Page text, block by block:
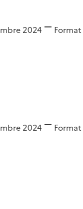
2024 Format
2024 Format